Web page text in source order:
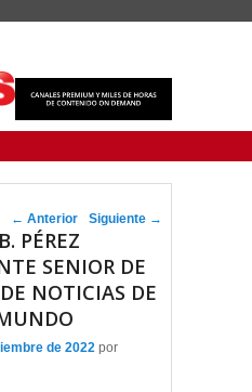
Navegador de artículos
← Anterior Siguiente →
PÉREZ
SENIOR DE
NOTICIAS DE
de 2022 por